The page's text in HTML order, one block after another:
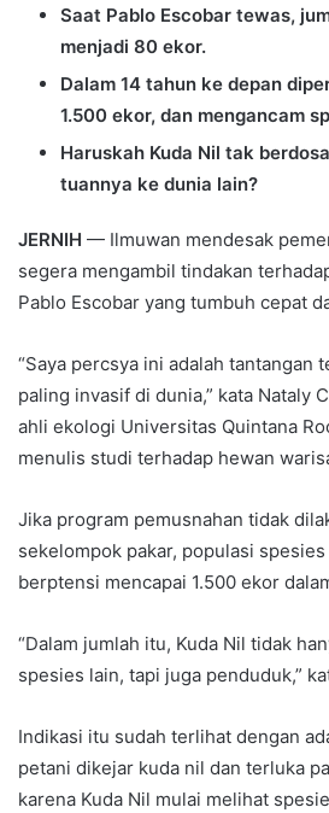
Saat Pablo Escobar tewas,
menjadi 80 ekor.
Dalam 14 tahun ke depan
1.500 ekor, dan mengancam
Haruskah Kuda Nil tak
tuannya ke dunia lain?
JERNIH — Ilmuwan mendesak
segera mengambil tindakan
Pablo Escobar yang tumbuh cepat
“Saya percsya ini adalah tantangan
paling invasif di dunia,” kata Nataly
ahli ekologi Universitas Quintana
menulis studi terhadap hewan
Jika program pemusnahan tidak
sekelompok pakar, populasi
berptensi mencapai 1.500 ekor
“Dalam jumlah itu, Kuda Nil tidak
spesies lain, tapi juga penduduk,”
Indikasi itu sudah terlihat dengan
petani dikejar kuda nil dan terluka
karena Kuda Nil mulai melihat